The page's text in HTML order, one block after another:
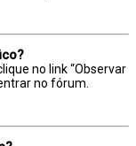
no link “Observar
no fórum.